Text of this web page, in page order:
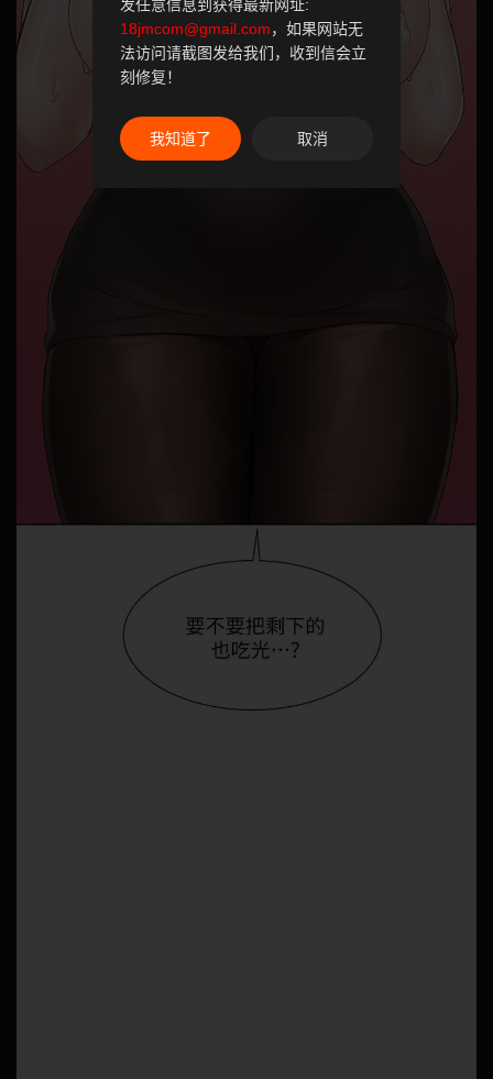
发任意信息到获得最新网址:
18jmcom@gmail.com，如果网站无
法访问请截图发给我们，收到信会立
刻修复！
我知道了 取消